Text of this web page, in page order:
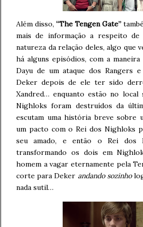
Além disso, “The Tengen Gate”
mais de informação a respeito
natureza da relação deles, algo que
há alguns episódios, com a
Dayu de um ataque dos Rangers
Deker depois de ele ter sido
Xandred… enquanto estão no local
Nighloks foram destruídos da
escutam uma história breve sobre
um pacto com o Rei dos Nighloks
seu amado, e então o Rei dos
transformando os dois em
homem a vagar eternamente pela
corte para Deker andando sozinho
nada sutil…